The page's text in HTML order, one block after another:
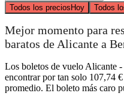
Todos los preciosHoy Todos
Mejor momento para
baratos de Alicante a
Los boletos de vuelo Alicante
encontrar por tan solo 107,74
promedio. El boleto más caro